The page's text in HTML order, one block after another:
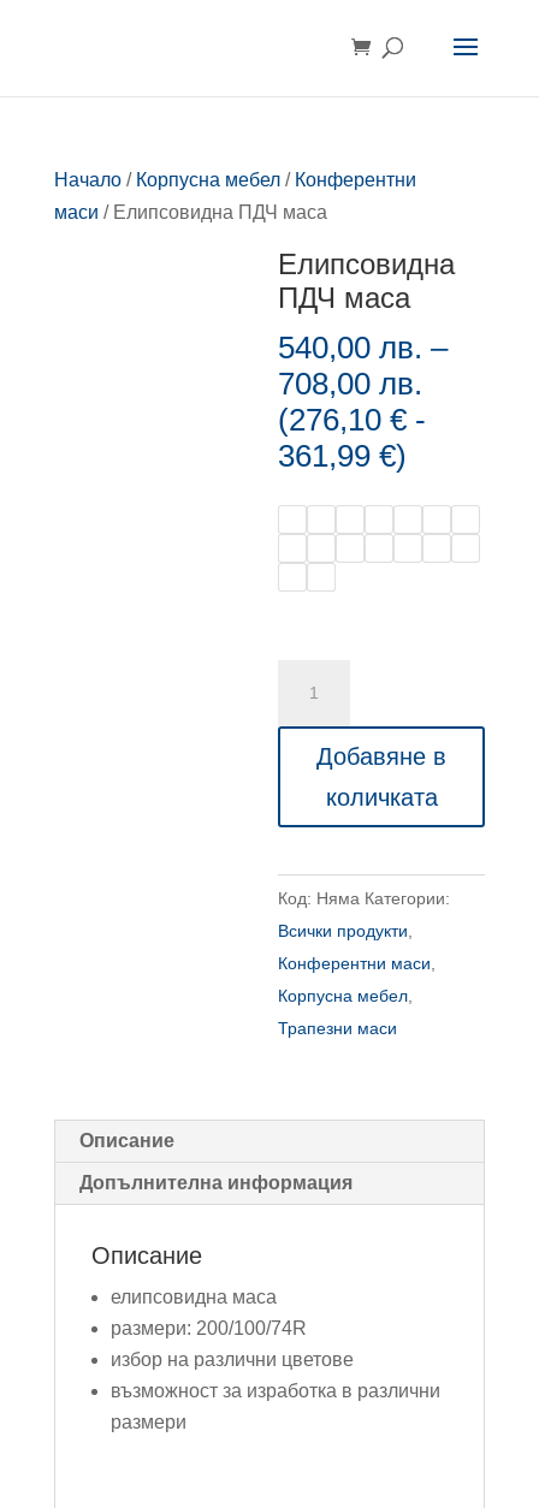
Начало/ Корпусна мебел/ Конферентни
маси / Елипсовидна ПДЧ маса
Елипсовидна
ПДЧ маса
540,00лв. –
708,00лв.
range:
708,00
(276,10€ -
361,99€)
ПДЧ
Добавяне в
количката
Код: Няма Категории:
Всички продукти
Конферентни маси
Корпусна мебел
Трапезни маси
Описание
Допълнителна информация
Описание
елипсовидна маса
размери: 200/100/74R
избор на различни цветове
възможност за изработка в различни
размери